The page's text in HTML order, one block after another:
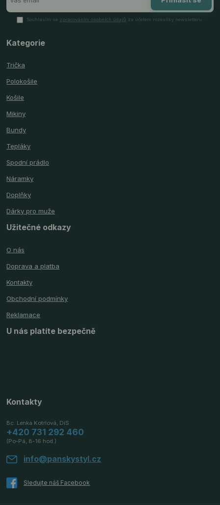
Souhlasím se zpracováním osobních údajů za účelem rozesílky newsletteru.
Kategorie
Trička
Polokošile
Košile
Mikiny
Bundy
Tepláky
Spodní prádlo
Náramky
Doplňky
Dárky pro muže
Užitečné odkazy
O nás
Doprava a platba
Kontakty
Obchodní podmínky
Reklamace
U nás platíte bezpečně
Kontakty
Bc. Lenka Kotrlová, DiS
+420 731 292 460
(Po-Pá, 8-16 hod.)
info@panskystyl.cz